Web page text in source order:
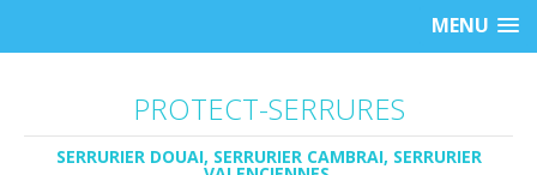
MENU
PROTECT-SERRURES
SERRURIER DOUAI, SERRURIER CAMBRAI, SERRURIER